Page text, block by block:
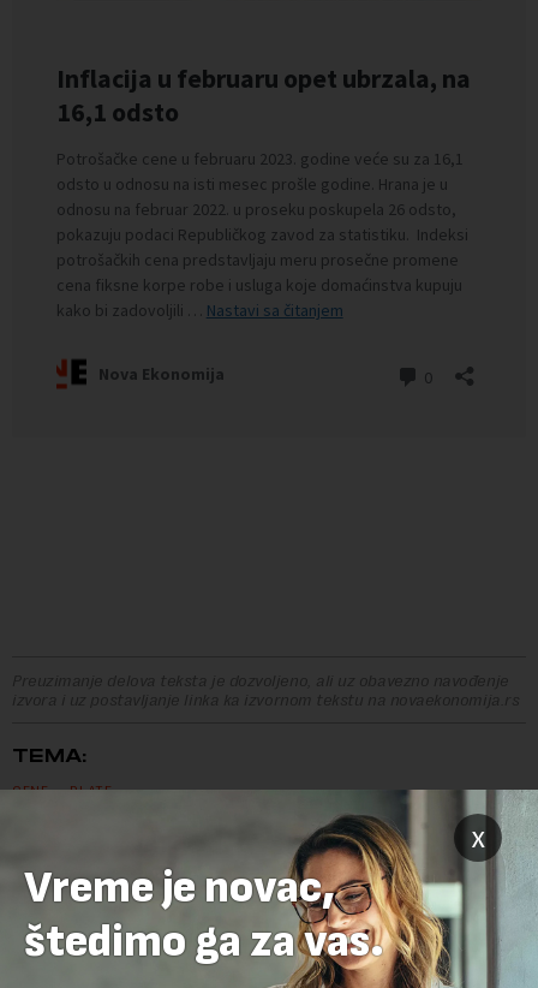
Preuzimanje delova teksta je dozvoljeno, ali uz obavezno navođenje
izvora i uz postavljanje linka ka izvornom tekstu na novaekonomija.rs
TEMA:
CENE PLATE
OSTAVITE ODGOVOR
x
Vreme je novac,
štedimo ga za vas.